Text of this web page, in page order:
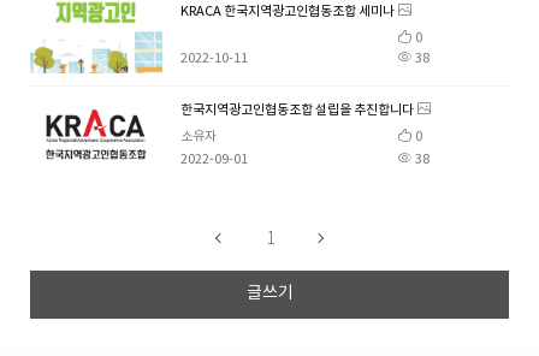
KRACA 한국지역광고인협동조합 세미나
0
38
2022-10-11
한국지역광고인협동조합 설립을 추진합니다
소유자
0
38
2022-09-01
1
글쓰기